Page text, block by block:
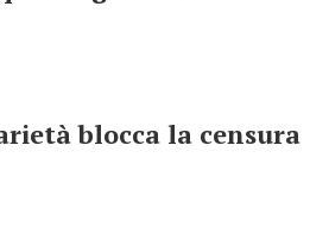
blocca la censura